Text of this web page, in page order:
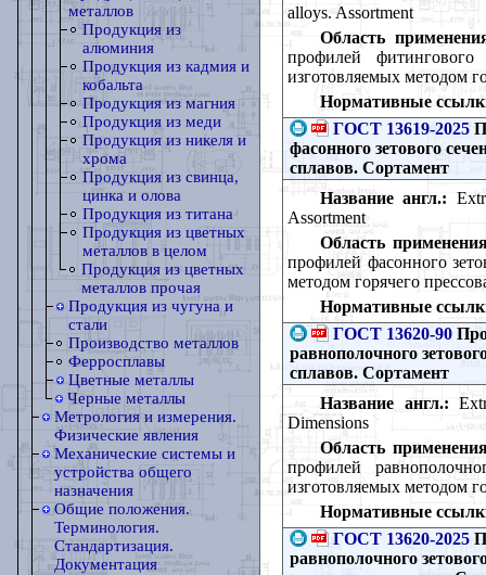
металлов
Продукция из
алюминия
Продукция из кадмия и
кобальта
Продукция из магния
Продукция из меди
Продукция из никеля и
хрома
Продукция из свинца,
цинка и олова
Продукция из титана
Продукция из цветных
металлов в целом
Продукция из цветных
металлов прочая
Продукция из чугуна и
стали
Производство металлов
Ферросплавы
Цветные металлы
Черные металлы
Метрология и измерения.
Физические явления
Механические системы и
устройства общего
назначения
Общие положения.
Терминология.
Стандартизация.
Документация
alloys. Assortment
Область
профилей
изготовляемых методом
Нормативные
ГОСТ 13619-2025
фасонного зетового
сплавов. Сортамент
Название англ.:
Assortment
Область
профилей фасонного
методом горячего
Нормативные
ГОСТ 13620-90
равнополочного
сплавов. Сортамент
Название англ.:
Dimensions
Область
профилей
изготовляемых методом
Нормативные
ГОСТ 13620-2025
равнополочного